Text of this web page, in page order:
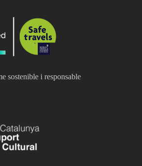
sostenible i responsable